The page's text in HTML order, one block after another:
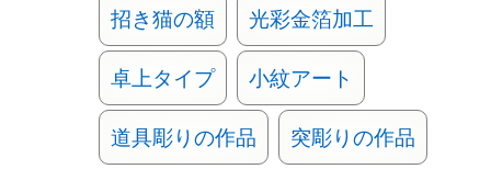
招き猫の額 光彩金箔加工
卓上タイプ 小紋アート
道具彫りの作品 突彫りの作品